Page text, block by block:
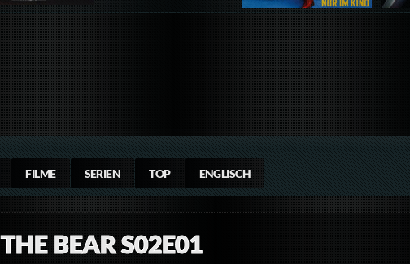
FILME SERIEN TOP ENGLISCH
THE BEAR S02E01